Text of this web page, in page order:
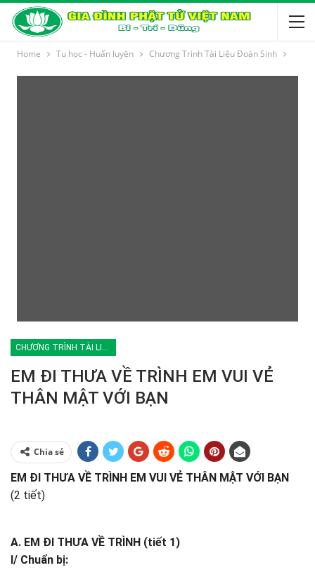
Home Tu học - Huấn luyện Chương Trình Tài Liệu Đoàn Sinh
CHƯƠNG TRÌNH TÀI LIỆU ĐOÀN SINH
EM ĐI THƯA VỀ TRÌNH EM VUI VẺ
THÂN MẬT VỚI BẠN
Chia sẻ
EM ĐI THƯA VỀ TRÌNH EM VUI VẺ THÂN MẬT VỚI BẠN
(2 tiết)
A. EM ĐI THƯA VỀ TRÌNH (tiết 1)
I/ Chuẩn bị: